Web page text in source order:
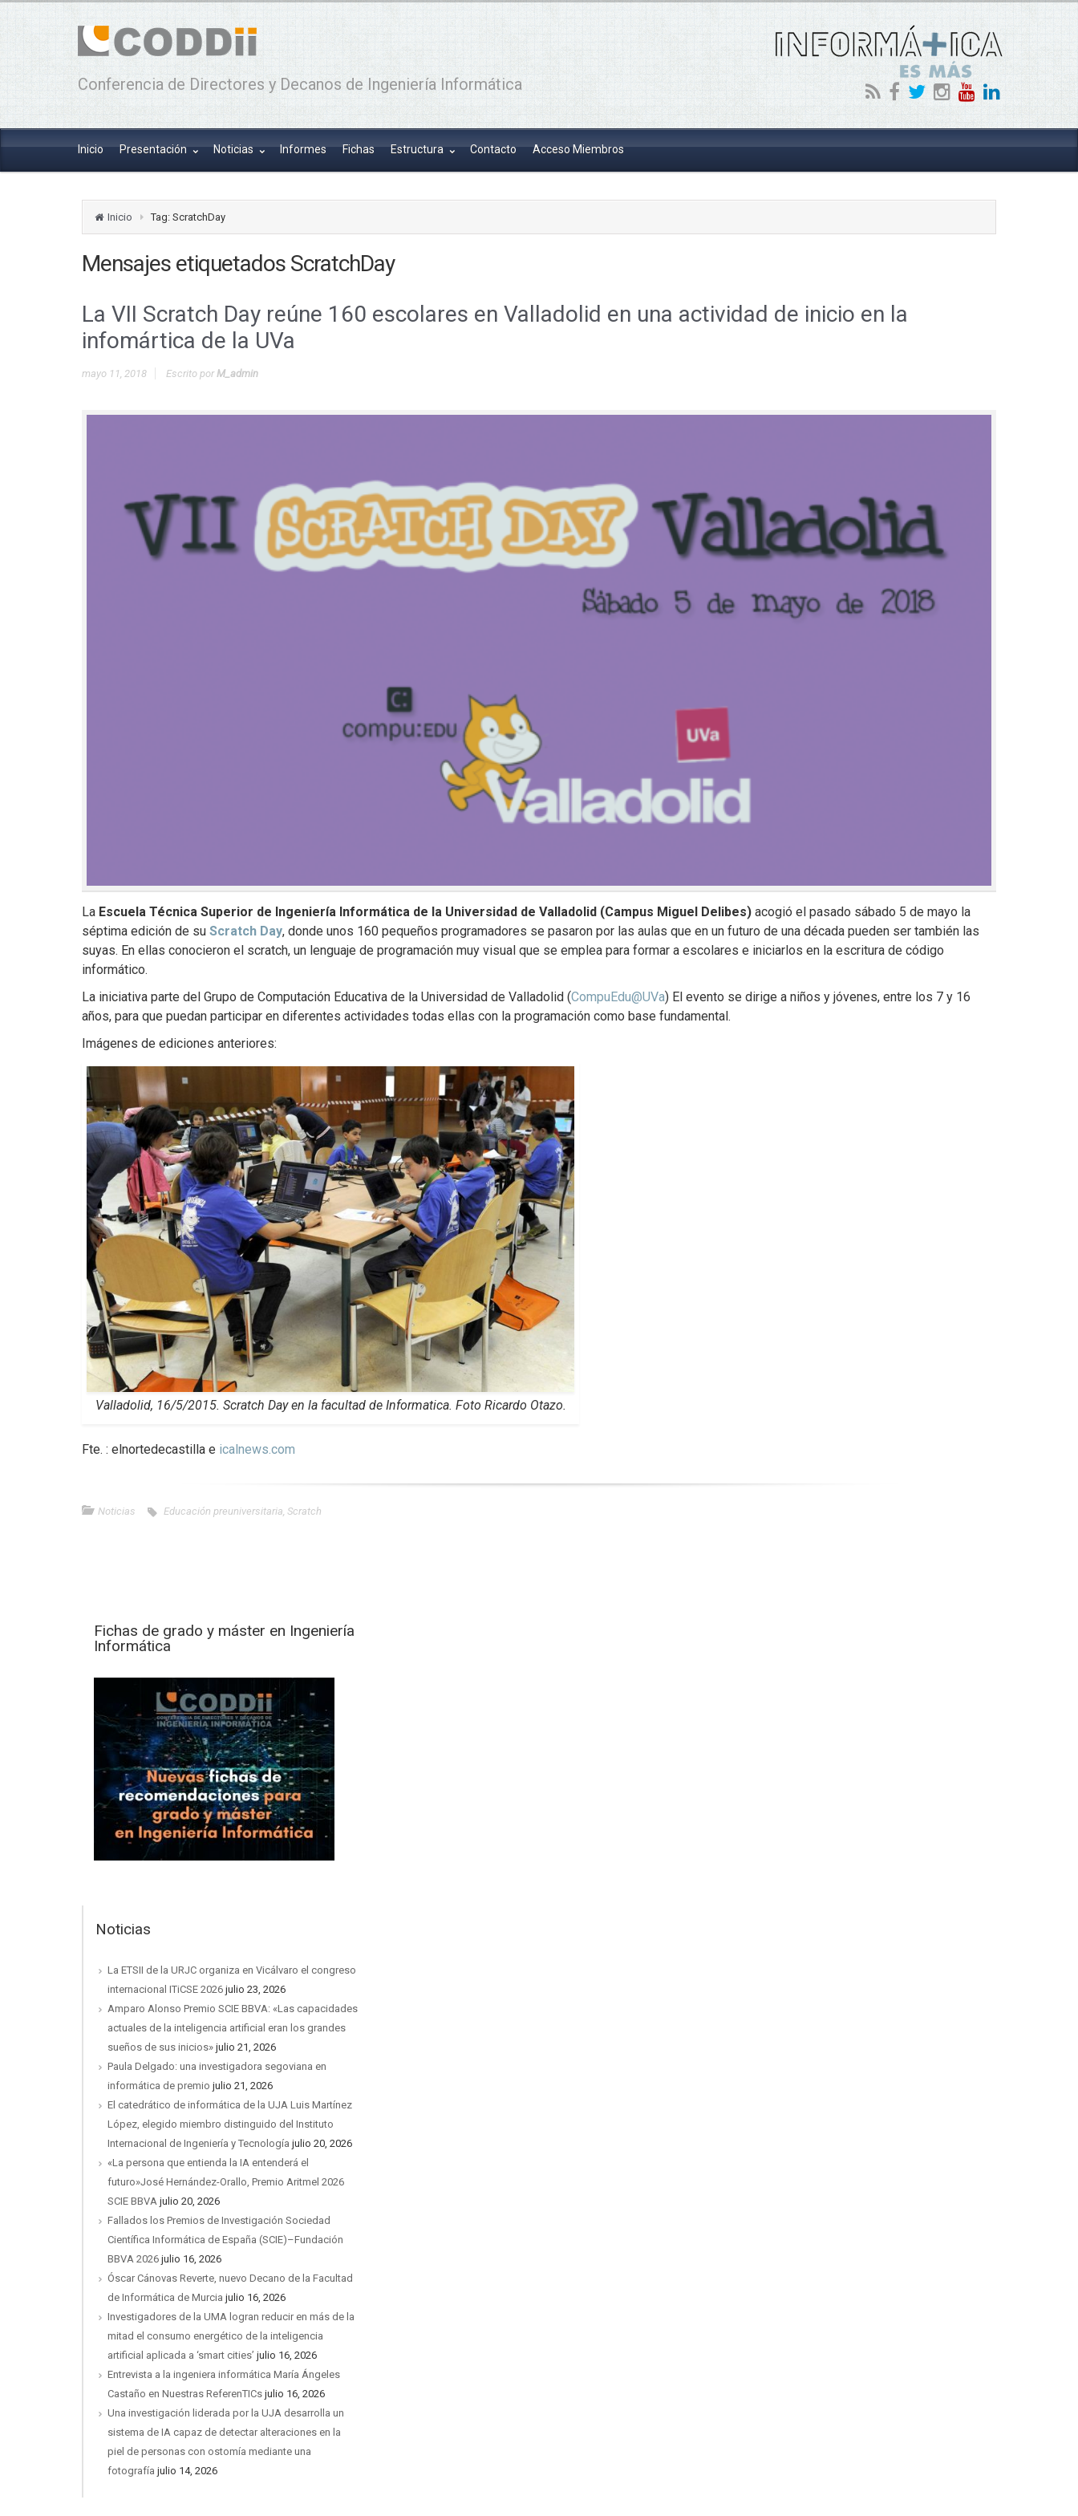
Conferencia de Directores y Decanos de Ingeniería Informática
Inicio Presentación Noticias Informes Fichas Estructura Contacto Acceso Miembros
Inicio Tag: ScratchDay
Mensajes etiquetados ScratchDay
La VII Scratch Day reúne 160 escolares en Valladolid en una actividad de inicio en la
infomártica de la UVa
mayo 11, 2018 Escrito por M_admin
La Escuela Técnica Superior de Ingeniería Informática de la Universidad de Valladolid (Campus Miguel Delibes) acogió el pasado sábado 5 de mayo la
séptima edición de su Scratch Day, donde unos 160 pequeños programadores se pasaron por las aulas que en un futuro de una década pueden ser también las
suyas. En ellas conocieron el scratch, un lenguaje de programación muy visual que se emplea para formar a escolares e iniciarlos en la escritura de código
informático.
La iniciativa parte del Grupo de Computación Educativa de la Universidad de Valladolid (CompuEdu@UVa) El evento se dirige a niños y jóvenes, entre los 7 y 16
años, para que puedan participar en diferentes actividades todas ellas con la programación como base fundamental.
Imágenes de ediciones anteriores:
Valladolid, 16/5/2015. Scratch Day en la facultad de Informatica. Foto Ricardo Otazo.
Fte. : elnortedecastilla e icalnews.com
Noticias Educación preuniversitaria Scratch
Fichas de grado y máster en Ingeniería
Informática
Noticias
La ETSII de la URJC organiza en Vicálvaro el congreso
internacional ITiCSE 2026 julio 23, 2026
Amparo Alonso Premio SCIE BBVA: «Las capacidades
actuales de la inteligencia artificial eran los grandes
sueños de sus inicios» julio 21, 2026
Paula Delgado: una investigadora segoviana en
informática de premio julio 21, 2026
El catedrático de informática de la UJA Luis Martínez
López, elegido miembro distinguido del Instituto
Internacional de Ingeniería y Tecnología julio 20, 2026
«La persona que entienda la IA entenderá el
futuro»José Hernández-Orallo, Premio Aritmel 2026
SCIE BBVA julio 20, 2026
Fallados los Premios de Investigación Sociedad
Científica Informática de España (SCIE)–Fundación
BBVA 2026 julio 16, 2026
Óscar Cánovas Reverte, nuevo Decano de la Facultad
de Informática de Murcia julio 16, 2026
Investigadores de la UMA logran reducir en más de la
mitad el consumo energético de la inteligencia
artificial aplicada a ‘smart cities’ julio 16, 2026
Entrevista a la ingeniera informática María Ángeles
Castaño en Nuestras ReferenTICs julio 16, 2026
Una investigación liderada por la UJA desarrolla un
sistema de IA capaz de detectar alteraciones en la
piel de personas con ostomía mediante una
fotografía julio 14, 2026